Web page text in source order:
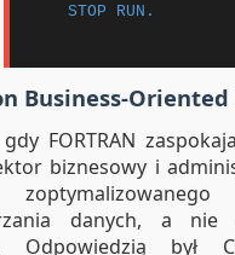
Business-
FORTRAN
biznesowy i
danych, a nie
Odpowiedzią był
STOP RUN.